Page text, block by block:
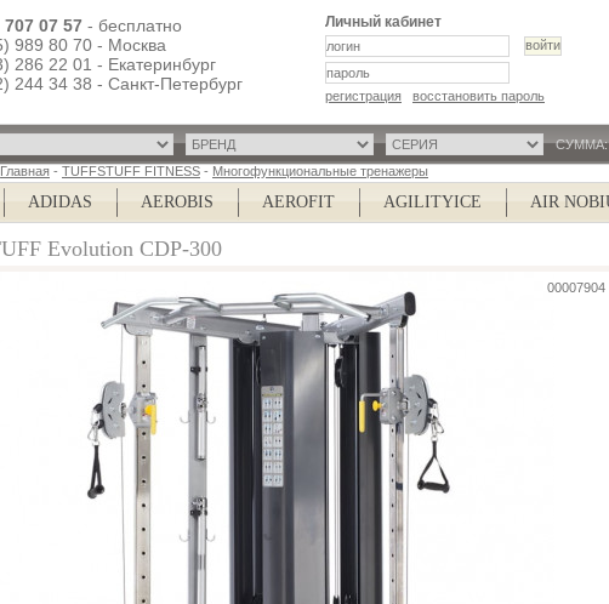
707 07 57 - бесплатно
989 80 70 - Москва
286 22 01 - Екатеринбург
244 34 38 - Санкт-Петербург
Личный кабинет
регистрация восстановить пароль
СУММА:
Главная - TUFFSTUFF FITNESS - Многофункциональные тренажеры
ADIDAS AEROBIS AEROFIT AGILITYICE AIR NOBIUS
00007904
Evolution CDP-300